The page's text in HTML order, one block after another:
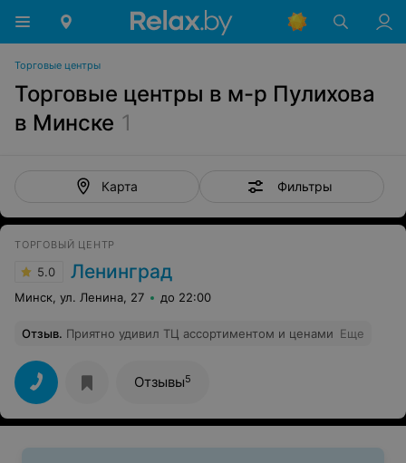
Торговые центры
Торговые центры в м-р Пулихова
в Минске 1
Карта Фильтры
ТОРГОВЫЙ ЦЕНТР
5.0 Ленинград
Минск, ул. Ленина, 27 до 22:00
Отзыв. Приятно удивил ТЦ ассортиментом и ценами Еще
Отзывы5